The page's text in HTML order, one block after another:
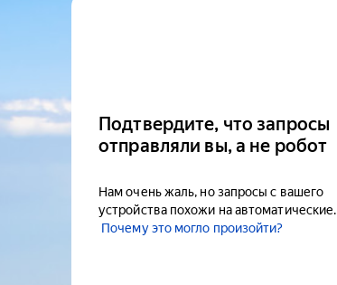
Подтвердите, что запросы
отправляли вы, а не робот
Нам очень жаль, но запросы с вашего
устройства похожи на автоматические.
Почему это могло произойти?